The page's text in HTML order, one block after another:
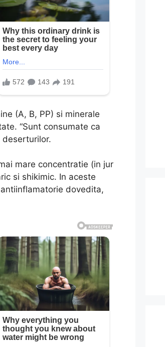
(A, B, PP) si minerale
“Sunt consumate ca
mare concentratie (in jur
si shikimic. In aceste
dovedita,